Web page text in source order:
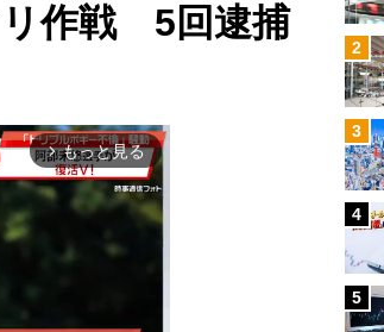
リ作戦 5回逮捕
arrow_forward_ios もっと見る
2
3
4
5